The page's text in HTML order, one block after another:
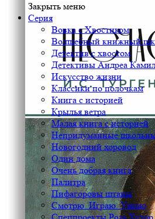
Закрыть меню
Серия
Вовка с Хвостиком
Волшебный книжный
Детектив с хвостом
Детективы Андреа
Искусство жизни
Классики по полочкам
Книга с историей
Крылья ветра
Малая книга с историей
Непридуманные
Новогодний хоровод
Один дома
Очень добрая книга
Палитра
Пифагоровы штаны
Смотрю. Играю. Узнаю